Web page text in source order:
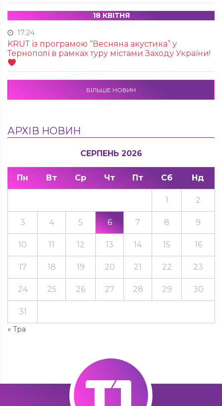
18 КВІТНЯ
17:24
KRUТ із програмою “Весняна акустика” у
Тернополі в рамках туру містами Заходу України!
БІЛЬШЕ НОВИН
АРХІВ НОВИН
СЕРПЕНЬ 2026
Пн Вт Ср Чт Пт Сб Нд
« Тра
1 2
3 4 5 6 7 8 9
10 11 12 13 14 15 16
17 18 19 20 21 22 23
24 25 26 27 28 29 30
31